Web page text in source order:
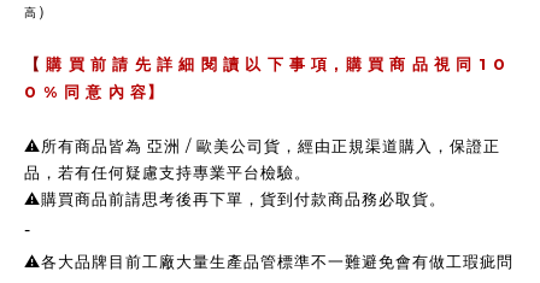
高 ）
【 購 買 前 請 先 詳 細 閱 讀 以 下 事 項 , 購 買 商 品 視 同 1 0
0 % 同 意 內 容】
⚠️所有商品皆為 亞洲 / 歐美公司貨，經由正規渠道購入，保證正
品，若有任何疑慮支持專業平台檢驗。
⚠️購買商品前請思考後再下單，貨到付款商品務必取貨。
-
⚠️各大品牌目前工廠大量生產品管標準不一難避免會有做工瑕疵問